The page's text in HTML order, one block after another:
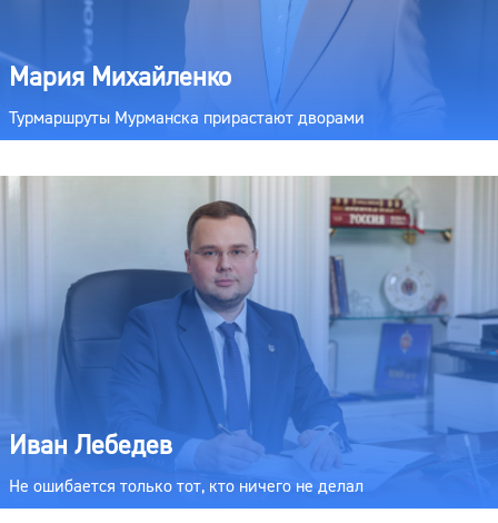
Мария Михайленко
Турмаршруты Мурманска прирастают дворами
Иван Лебедев
Не ошибается только тот, кто ничего не делал